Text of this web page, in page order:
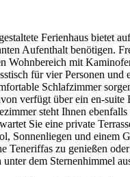
Ferienhaus bietet
Aufenthalt benötigen.
Wohnbereich mit
für vier Personen und
Schlafzimmer
verfügt über ein en-suite
steht Ihnen
Sie eine private
Sonnenliegen und einem
Teneriffas zu genießen
dem Sternenhimmel